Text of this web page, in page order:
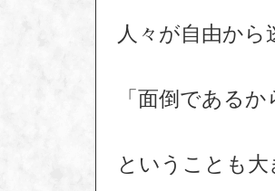
人々が自由か
「面倒であるか
ということも